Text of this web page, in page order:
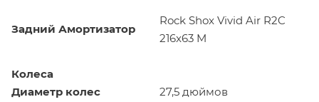
Задний Амортизатор
Rock Shox Vivid Air R2C
216x63 M
Колеса
Диаметр колес
27,5 дюймов